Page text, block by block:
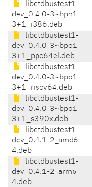
libqtdbustest1-
dev_0.4.0-3~bpo1
3+1_i386.deb
libqtdbustest1-
dev_0.4.0-3~bpo1
3+1_ppc64el.deb
libqtdbustest1-
dev_0.4.0-3~bpo1
3+1_riscv64.deb
libqtdbustest1-
dev_0.4.0-3~bpo1
3+1_s390x.deb
libqtdbustest1-
dev_0.4.1-2_amd6
4.deb
libqtdbustest1-
dev_0.4.1-2_arm6
4.deb